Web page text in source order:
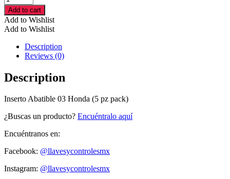
Abatible
03
Honda
(5
pack)
cantidad
Add to cart
Add to Wishlist
Add to Wishlist
Description
Reviews (0)
Description
Inserto Abatible 03 Honda (5 pz pack)
¿Buscas un producto? Encuéntralo aquí
Encuéntranos en:
Facebook: @llavesycontrolesmx
Instagram: @llavesycontrolesmx